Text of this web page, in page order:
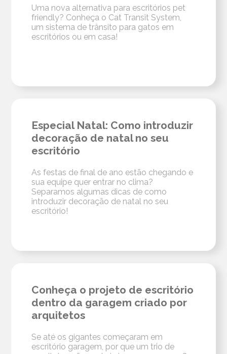
Uma nova alternativa para escritórios pet
friendly? Conheça o Cat Transit System,
um sistema de trânsito para gatos em
escritórios ou em casa!
Especial Natal: Como introduzir
decoração de natal no seu
escritório
As festas de final de ano estão chegando e
sua equipe quer entrar no clima?
Separamos algumas dicas de como
introduzir decoração de natal no seu
escritório!
Conheça o projeto de escritório
dentro da garagem criado por
arquitetos
Se até os gigantes começaram em
escritório garagem, por que um trio de